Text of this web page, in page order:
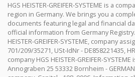
HGS HEISTER-GREIFER-SYSTEME is a
region in Germany. We brings you a
documents featuring legal and financial
official information from Germany
HEISTER-GREIFER-SYSTEME, company
701/209/35271, USt-IdNr - DE858221435,
company HGS HEISTER-GREIFER-
Annograben 25 53332 Bornheim -